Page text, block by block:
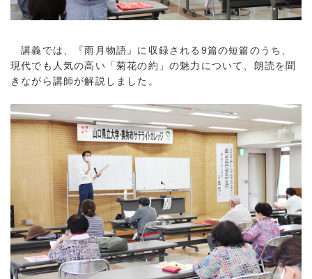
講義では、『雨月物語』に収録される9篇の短篇のうち、
現代でも人気の高い「菊花の約」の魅力について、朗読を聞
きながら講師が解説しました。